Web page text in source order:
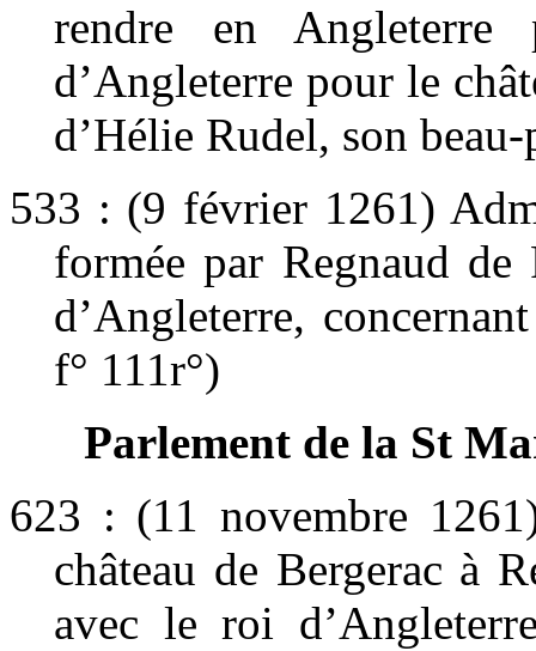
rendre en
d’Angleterre pour le
d’Hélie Rudel, son beau-
533 : (9 février 1261)
formée par Regnaud
d’Angleterre,
f° 111r°)
Parlement de la St
623 : (11 novembre
château de Bergerac à
avec le roi